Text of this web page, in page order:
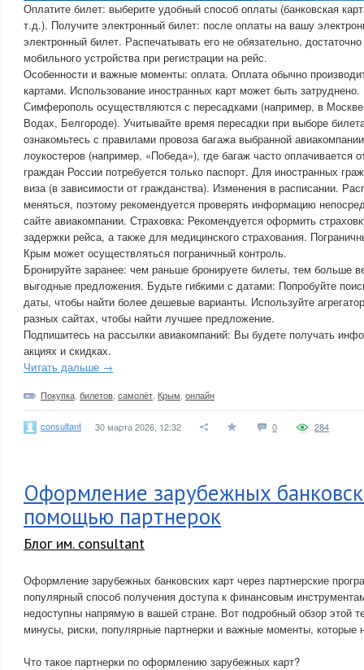
Оплатите билет: выберите удобный способ оплаты (банковская
т.д.). Получите электронный билет: после оплаты на вашу
электронный билет. Распечатывать его не обязательно,
мобильного устройства при регистрации на рейс.
Особенности и важные моменты: оплата. Оплата обычно
картами. Использование иностранных карт может быть
Симферополь осуществляются с пересадками (например, в
Водах, Белгороде). Учитывайте время пересадки при выборе
ознакомьтесь с правилами провоза багажа выбранной
лоукостеров (например, «Победа»), где багаж часто оплачивается
граждан России потребуется только паспорт. Для иностранных
виза (в зависимости от гражданства). Изменения в расписании.
меняться, поэтому рекомендуется проверять информацию
сайте авиакомпании. Страховка: Рекомендуется оформить
задержки рейса, а также для медицинского страхования.
Крым может осуществляться пограничный контроль.
Бронируйте заранее: чем раньше бронируете билеты, тем больше
выгодные предложения. Будьте гибкими с датами: Попробуйте
даты, чтобы найти более дешевые варианты. Используйте
разных сайтах, чтобы найти лучшее предложение.
Подпишитесь на рассылки авиакомпаний: Вы будете получать
акциях и скидках.
Читать дальше →
Покупка билетов самолёт Крым онлайн
consultant 30 марта 2026, 12:32 0 284
Оформление зарубежных
помощью партнерок
Блог им. consultant
Оформление зарубежных банковских карт через партнерские
популярный способ получения доступа к финансовым
недоступны напрямую в вашей стране. Вот подробный обзор этой
минусы, риски, популярные партнерки и важные моменты, которые
Что такое партнерки по оформлению зарубежных карт?